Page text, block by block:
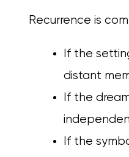
Recurrence is
If the
distant
If the
If the